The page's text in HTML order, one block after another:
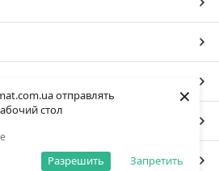
отправлять
стол
Запретить
Разрешить
×